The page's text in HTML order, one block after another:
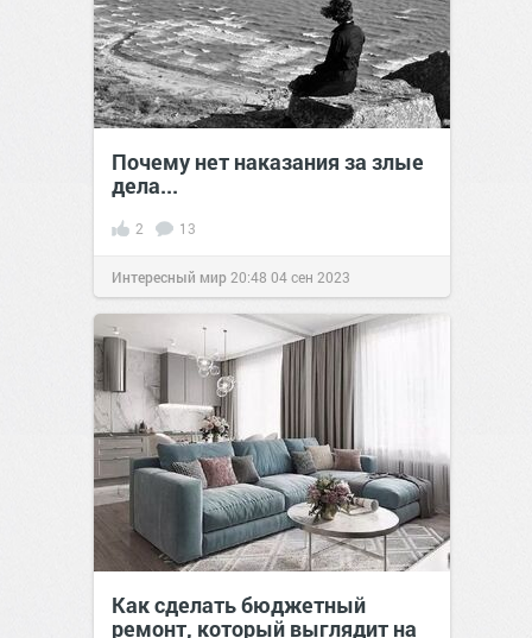
Почему нет наказания за злые
дела...
2 13
Интересный мир 20:48 04 сен 2023
Как сделать бюджетный
ремонт, который выглядит на